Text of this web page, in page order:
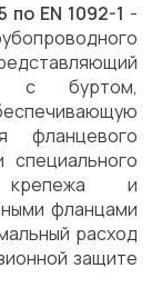
по EN 1092-1 -
с буртом,
фланцевого
специального
крепежа и
фланцами
расход
защите